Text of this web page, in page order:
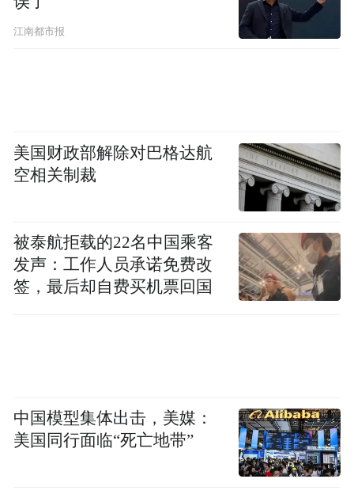
江南都市报
美国财政部解除对巴格达航
空相关制裁
被泰航拒载的22名中国乘客
发声：工作人员承诺免费改
签，最后却自费买机票回国
中国模型集体出击，美媒：
美国同行面临“死亡地带”